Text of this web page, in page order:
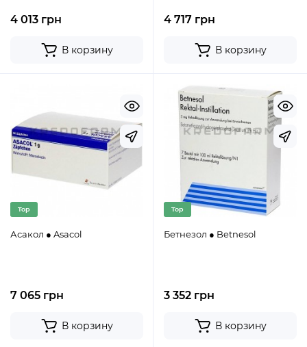
4 013 грн
В корзину
4 717 грн
В корзину
Top
Асакол ● Asacol
7 065 грн
В корзину
Top
Бетнезол ● Betnesol
3 352 грн
В корзину